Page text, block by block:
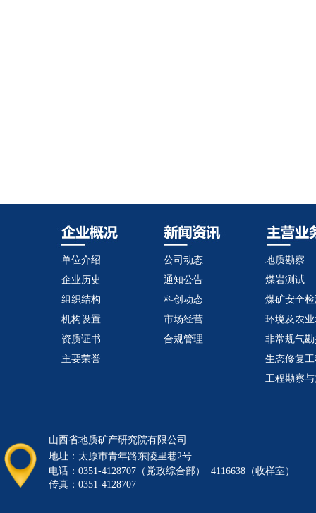
山西省地质矿产研究院有限公司
地址： 太原市青年路东陵里巷2号
电话：0351-4128707（党政综合部） 4116638（收样室）
传真：0351-4128707
公司动态
通知公告
科创动态
市场经营
合规管理
地质勘察
煤岩测试
煤矿安全
环境及农
非常规气
生态修复
工程勘察
单位介绍
企业历史
组织结构
机构设置
资质证书
主要荣誉